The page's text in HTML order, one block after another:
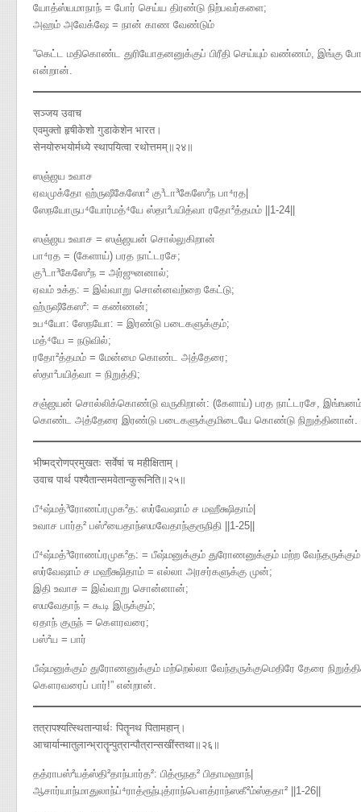
யோத்ஸ்யமாநாந் = போர் செய்ய திரண்டு நிற்பவர்களை;
அஹம் அவேக்ஷே = நான் காண வேண்டும்
“கெட்ட மதிகொண்ட துரியோதனனுக்குப் பிரீதி செய்யும் வண்ணம், இங்கு
என்றான்.
सञ्जय उवाच
एवमुक्तो हृषीकेशो गुडाकेशेन भारत।
सेनयोरुभयोर्मध्ये स्थापयित्वा रथोत्तमम्॥२४॥
ஸஞ்ஜய உவாச
ஏவமுக்தோ ஹ்ருஷீகேஸோ² கு³டா³கேஸே²ந பா⁴ரத|
ஸேநயோருப⁴யோர்மத்⁴யே ஸ்தா²பயித்வா ரதோ²த்தமம் ||1-24||
ஸஞ்ஜய உவாச = ஸஞ்ஜயன் சொல்லுகிறான்
பா⁴ரத = (கேளாய்) பரத நாட்டரசே;
கு³டா³கேஸே²ந = அர்ஜுனனால்;
ஏவம் உக்த: = இவ்வாறு சொன்னவற்றை கேட்டு;
ஹ்ருஷீகேஸ²: = கண்ணன்;
உப⁴யோ: ஸேநயோ: = இரண்டு படைகளுக்கும்;
மத்⁴யே = நடுவில்;
ரதோ²த்தமம் = மேன்மை கொண்ட அத்தேரை;
ஸ்தா²பயித்வா = நிறுத்தி;
சஞ்ஜயன் சொல்லிக்கொண்டு வருகிறான்: (கேளாய்) பரத நாட்டரசே,
கொண்ட அத்தேரை இரண்டு படைகளுக்குமிடையே கொண்டு நிறுத்தினான்.
भीष्मद्रोणप्रमुखतः सर्वेषां च महीक्षिताम्।
उवाच पार्थ पश्यैतान्समवेतान्कुरूनिति॥२५॥
பீ⁴ஷ்மத்³ரோணப்ரமுக²த​: ஸர்வேஷாம் ச மஹீக்ஷிதாம்|
உவாச பார்த² பஸ்²யைதாந்ஸமவேதாந்குரூநிதி ||1-25||
பீ⁴ஷ்மத்³ரோணப்ரமுக²த: = பீஷ்மனுக்கும் துரோணனுக்கும் மற்ற
ஸர்வேஷாம் ச மஹீக்ஷிதாம் = எல்லா அரசர்களுக்கு முன்;
இதி உவாச = இவ்வாறு சொன்னான்;
ஸமவேதாந் = கூடி இருக்கும்;
ஏதாந் குருந் = கௌரவரை;
பஸ்²ய = பார்
பீஷ்மனுக்கும் துரோணனுக்கும் மற்றெல்லா வேந்தருக்குமெதிரே தேரை
கௌரவரைப் பார்!” என்றான்.
तत्रापश्यत्स्थितान्पार्थः पितॄनथ पितामहान्।
आचार्यान्मातुलान्भ्रातॄन्पुत्रान्पौत्रान्सखींस्तथा॥२६॥
தத்ராபஸ்²யத்ஸ்தி²தாந்பார்த²​: பித்ரூநத² பிதாமஹாந்|
ஆசார்யாந்மாதுலாந்ப்⁴ராத்ரூந்புத்ராந்பௌத்ராந்ஸகீ²ம்ஸ்ததா² ||1-26||